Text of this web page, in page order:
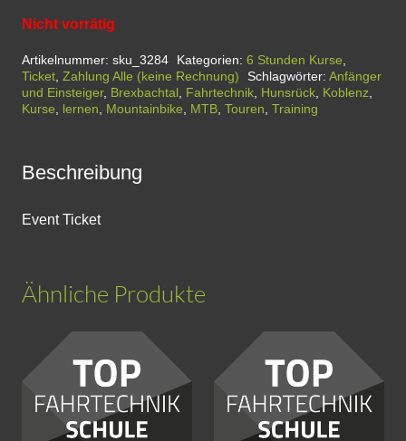
Nicht vorrätig
Artikelnummer: sku_3284 Kategorien: 6 Stunden Kurse
Ticket Zahlung Alle (keine Rechnung) Schlagwörter: Anfänger
und Einsteiger, Brexbachtal Fahrtechnik Hunsrück Koblenz
Kurse
lernen Mountainbike MTB Touren Training
Beschreibung
Event Ticket
Ähnliche Produkte